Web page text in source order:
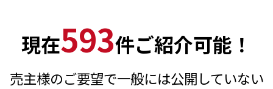
現在593件ご紹介可能！
売主様のご要望で一般には公開していない